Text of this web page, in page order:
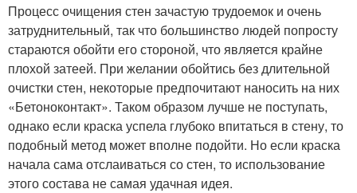
Процесс очищения стен зачастую трудоемок и очень
затруднительный, так что большинство людей попросту
стараются обойти его стороной, что является крайне
плохой затеей. При желании обойтись без длительной
очистки стен, некоторые предпочитают наносить на них
«Бетоноконтакт». Таком образом лучше не поступать,
однако если краска успела глубоко впитаться в стену, то
подобный метод может вполне подойти. Но если краска
начала сама отслаиваться со стен, то использование
этого состава не самая удачная идея.